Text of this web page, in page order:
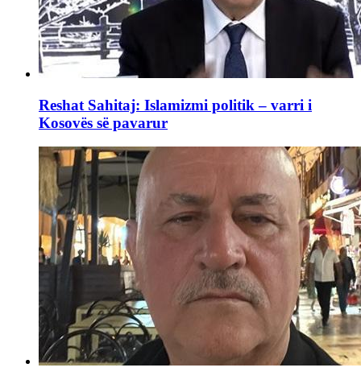
Reshat Sahitaj: Islamizmi politik – varri i
Kosovës së pavarur